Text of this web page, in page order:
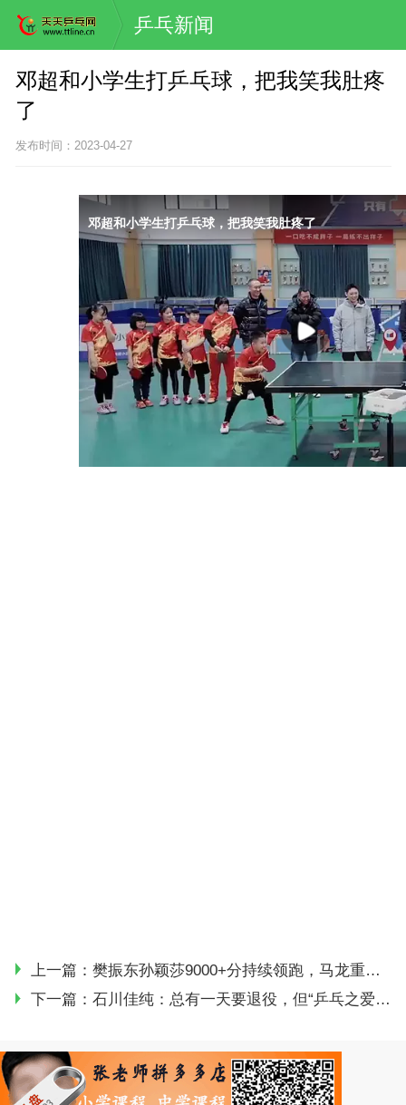
乒乓新闻
邓超和小学生打乒乓球，把我笑我肚疼
了
发布时间：2023-04-27
上一篇： 樊振东孙颖莎9000+分持续领跑，马龙重回三甲｜世界排名
下一篇： 石川佳纯：总有一天要退役，但“乒乓之爱”很大